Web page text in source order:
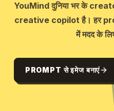
YouMind दुनिया भर के
creative copilot है। हर
में मदद के
PROMPT से इमेज बनाएं